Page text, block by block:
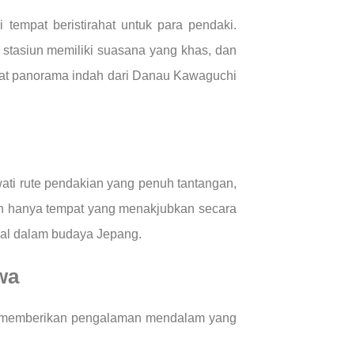
beristirahat untuk para pendaki.
memiliki suasana yang khas, dan
panorama indah dari Danau Kawaguchi
rute pendakian yang penuh tantangan,
tempat yang menakjubkan secara
dalam budaya Jepang.
pengalaman mendalam yang